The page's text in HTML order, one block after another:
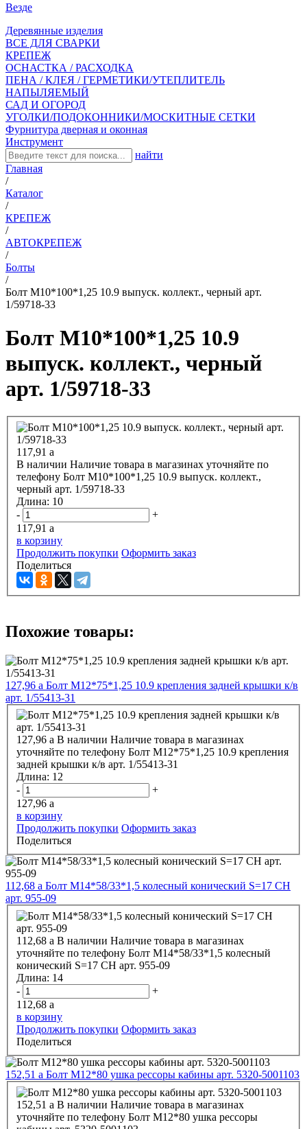
Везде
Деревянные изделия
ВСЕ ДЛЯ СВАРКИ
КРЕПЕЖ
ОСНАСТКА / РАСХОДКА
ПЕНА / КЛЕЯ / ГЕРМЕТИКИ/УТЕПЛИТЕЛЬ
НАПЫЛЯЕМЫЙ
САД И ОГОРОД
УГОЛКИ/ПОДОКОННИКИ/МОСКИТНЫЕ СЕТКИ
Фурнитура дверная и оконная
Инструмент
найти
Главная
/
Каталог
/
КРЕПЕЖ
/
АВТОКРЕПЕЖ
/
Болты
/
Болт М10*100*1,25 10.9 выпуск. коллект., черный арт.
1/59718-33
Болт М10*100*1,25 10.9
выпуск. коллект., черный
арт. 1/59718-33
117,91 a
В наличии Наличие товара в магазинах уточняйте по
телефону Болт М10*100*1,25 10.9 выпуск. коллект.,
черный арт. 1/59718-33
Длина: 10
-
+
117,91 a
в корзину
Продолжить покупки Оформить заказ
Поделиться
Похожие товары:
127,96 a Болт М12*75*1,25 10.9 крепления задней крышки к/в
арт. 1/55413-31
127,96 a В наличии Наличие товара в магазинах
уточняйте по телефону Болт М12*75*1,25 10.9 крепления
задней крышки к/в арт. 1/55413-31
Длина: 12
-
+
127,96 a
в корзину
Продолжить покупки Оформить заказ
Поделиться
112,68 a Болт М14*58/33*1,5 колесный конический S=17 CH
арт. 955-09
112,68 a В наличии Наличие товара в магазинах
уточняйте по телефону Болт М14*58/33*1,5 колесный
конический S=17 CH арт. 955-09
Длина: 14
-
+
112,68 a
в корзину
Продолжить покупки Оформить заказ
Поделиться
152,51 a Болт М12*80 ушка рессоры кабины арт. 5320-5001103
152,51 a В наличии Наличие товара в магазинах
уточняйте по телефону Болт М12*80 ушка рессоры